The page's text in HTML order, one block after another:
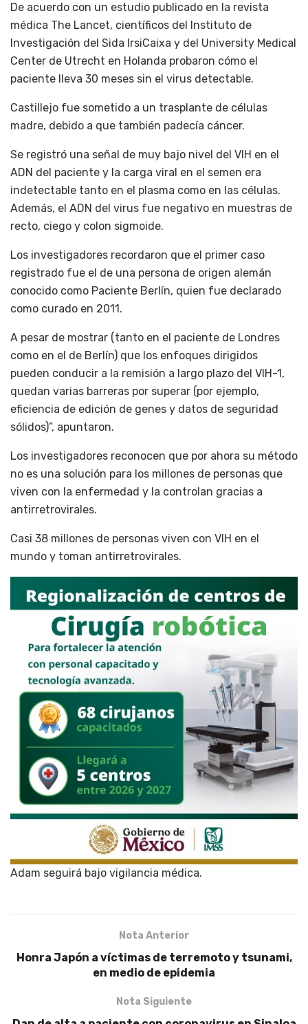
De acuerdo con un estudio publicado en la revista
médica The Lancet, científicos del Instituto de
Investigación del Sida IrsiCaixa y del University Medical
Center de Utrecht en Holanda probaron cómo el
paciente lleva 30 meses sin el virus detectable.
Castillejo fue sometido a un trasplante de células
madre, debido a que también padecía cáncer.
Se registró una señal de muy bajo nivel del VIH en el
ADN del paciente y la carga viral en el semen era
indetectable tanto en el plasma como en las células.
Además, el ADN del virus fue negativo en muestras de
recto, ciego y colon sigmoide.
Los investigadores recordaron que el primer caso
registrado fue el de una persona de origen alemán
conocido como Paciente Berlín, quien fue declarado
como curado en 2011.
A pesar de mostrar (tanto en el paciente de Londres
como en el de Berlín) que los enfoques dirigidos
pueden conducir a la remisión a largo plazo del VIH-1,
quedan varias barreras por superar (por ejemplo,
eficiencia de edición de genes y datos de seguridad
sólidos)”, apuntaron.
Los investigadores reconocen que por ahora su método
no es una solución para los millones de personas que
viven con la enfermedad y la controlan gracias a
antirretrovirales.
Casi 38 millones de personas viven con VIH en el
mundo y toman antirretrovirales.
Adam seguirá bajo vigilancia médica.
Nota Anterior
Honra Japón a víctimas de terremoto y tsunami,
en medio de epidemia
Nota Siguiente